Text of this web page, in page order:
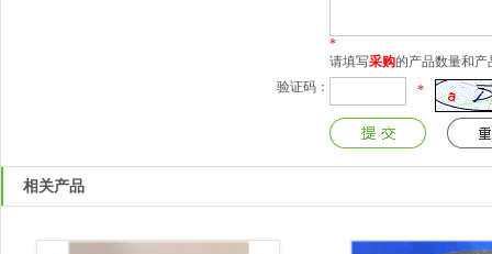
*
请填写采购的产品数量和产
验证码：
*
相关产品